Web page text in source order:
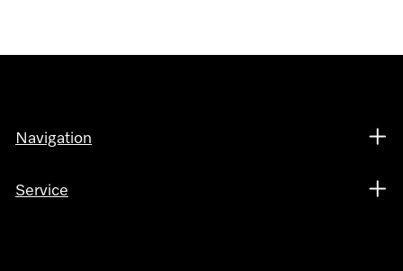
Navigation
Service